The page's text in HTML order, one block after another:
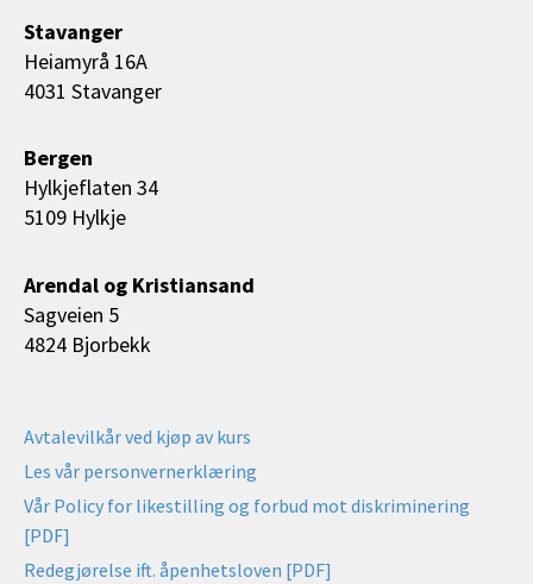
Stavanger
Heiamyrå 16A
4031 Stavanger
Bergen
Hylkjeflaten 34
5109 Hylkje
Arendal og Kristiansand
Sagveien 5
4824 Bjorbekk
Avtalevilkår ved kjøp av kurs
Les vår personvernerklæring
Vår Policy for likestilling og forbud mot diskriminering
[PDF]
Redegjørelse ift. åpenhetsloven [PDF]